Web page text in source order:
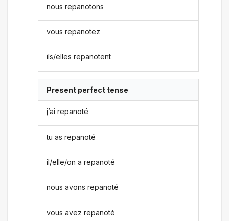
nous repanotons
vous repanotez
ils/elles repanotent
Present perfect tense
j’ai repanoté
tu as repanoté
il/elle/on a repanoté
nous avons repanoté
vous avez repanoté